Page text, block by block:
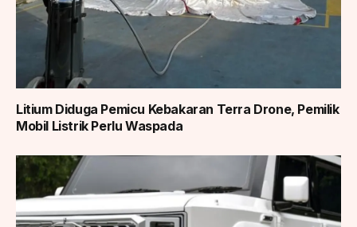
Litium Diduga Pemicu Kebakaran Terra Drone, Pemilik
Mobil Listrik Perlu Waspada